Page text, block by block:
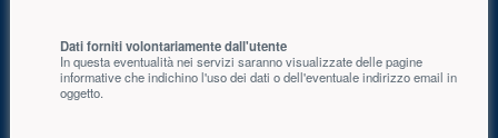
Dati forniti volontariamente dall'utente
In questa eventualità nei servizi saranno visualizzate delle pagine
informative che indichino l'uso dei dati o dell'eventuale indirizzo email in
oggetto.